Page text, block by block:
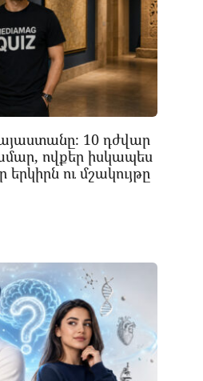
10 դժվար
ովքեր իսկապես
երկիրն ու մշակույթը